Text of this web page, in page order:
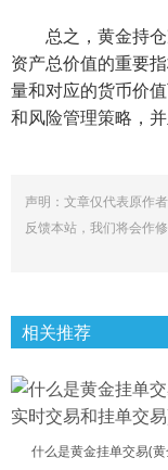
总之，黄金持
资产总价值的重要
量和对应的货币价
和风险管理策略，
声明：文章仅代表原作
反馈本站，我们将会作修
相关推荐
什么是黄金挂单交易(